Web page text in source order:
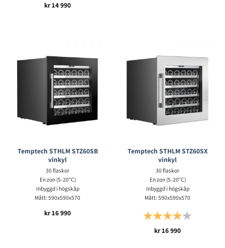
kr14 990
Temptech STHLM STZ60SB
vinkyl
30 flaskor
En zon (5-20°C)
Inbyggd i högskåp
Mått: 590x590x570
kr16 990
Temptech STHLM STZ60SX
vinkyl
30 flaskor
En zon (5-20°C)
Inbyggd i högskåp
Mått: 590x590x570
Betyg:
kr16 990